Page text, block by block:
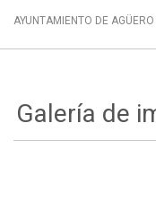
AYUNTAMIENTO DE AGÜERO
Galería de